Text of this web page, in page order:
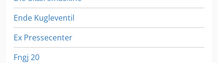
Ende Kugleventil
Ex Pressecenter
Fngj 20